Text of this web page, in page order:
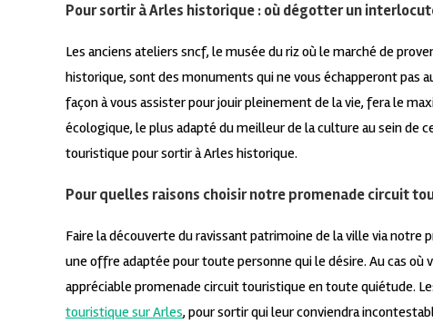
Pour sortir à Arles historique : où dégotter un
Les anciens ateliers sncf, le musée du riz où le marché de
historique, sont des monuments qui ne vous échapperont pas
façon à vous assister pour jouir pleinement de la vie, fera le
écologique, le plus adapté du meilleur de la culture au sein
touristique pour sortir à Arles historique.
Pour quelles raisons choisir notre promenade circuit
Faire la découverte du ravissant patrimoine de la ville via
une offre adaptée pour toute personne qui le désire. Au cas où
appréciable promenade circuit touristique en toute quiétude.
touristique sur Arles, pour sortir qui leur conviendra